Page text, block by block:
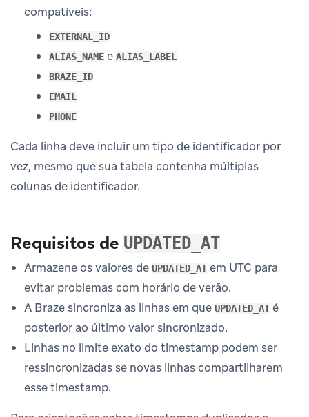
compatíveis:
EXTERNAL_ID
ALIAS_NAME e ALIAS_LABEL
BRAZE_ID
EMAIL
PHONE
Cada linha deve incluir um tipo de identificador por
vez, mesmo que sua tabela contenha múltiplas
colunas de identificador.
Requisitos de UPDATED_AT
Armazene os valores de UPDATED_AT em UTC para
evitar problemas com horário de verão.
A Braze sincroniza as linhas em que UPDATED_AT é
posterior ao último valor sincronizado.
Linhas no limite exato do timestamp podem ser
ressincronizadas se novas linhas compartilharem
esse timestamp.